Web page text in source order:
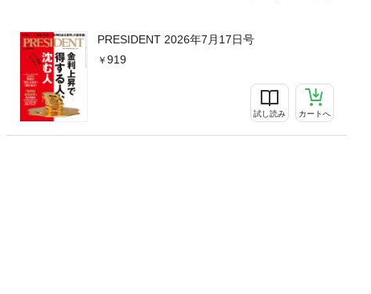
PRESIDENT 2026年7月17日号
919
試し読み カートへ